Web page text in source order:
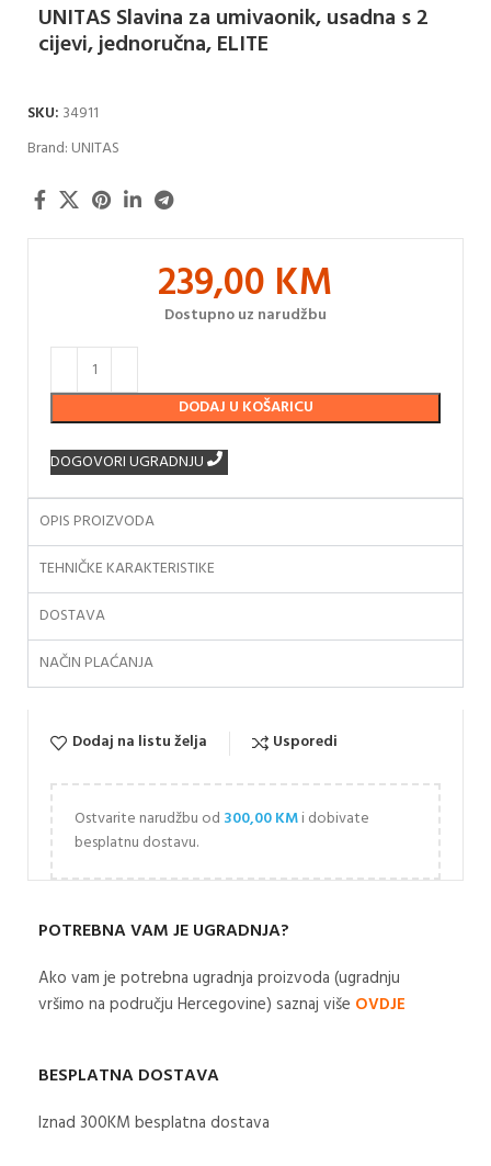
UNITAS Slavina za umivaonik, usadna s 2
cijevi, jednoručna, ELITE
SKU: 34911
Brand: UNITAS
239,00 KM
Dostupno uz narudžbu
DODAJ U KOŠARICU
DOGOVORI UGRADNJU
OPIS PROIZVODA
TEHNIČKE KARAKTERISTIKE
DOSTAVA
NAČIN PLAĆANJA
Dodaj na listu želja Usporedi
Ostvarite narudžbu od 300,00KMi dobivate
besplatnu dostavu.
POTREBNA VAM JE UGRADNJA?
Ako vam je potrebna ugradnja proizvoda (ugradnju
vršimo na području Hercegovine) saznaj više OVDJE
BESPLATNA DOSTAVA
Iznad 300KM besplatna dostava​